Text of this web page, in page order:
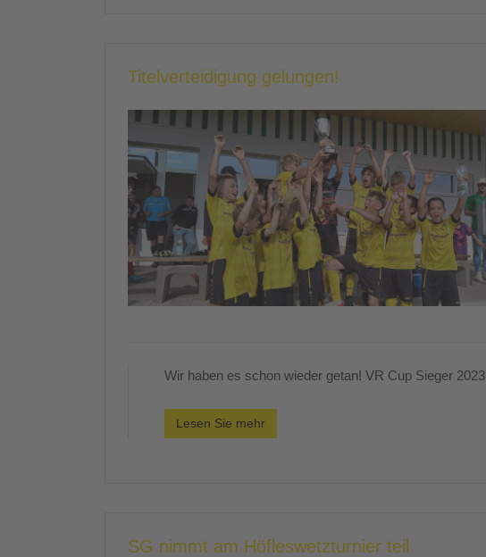
Titelverteidigung gelungen!
Wir haben es schon wieder getan! VR Cup Sieger 2023
Lesen Sie mehr
SG nimmt am Höfleswetzturnier teil